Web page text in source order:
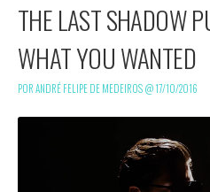
THE LAST SHADOW
WHAT YOU WANTED
POR ANDRÉ FELIPE DE MEDEIROS @17/10/2016